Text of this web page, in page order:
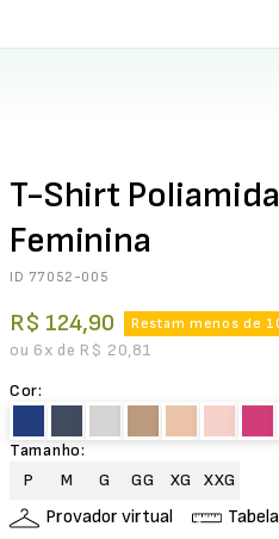
T-Shirt
Feminina
ID 77052-005
R$ 124,90 Restam menos de
ou 6x de R$ 20,81
Cor:
Tamanho:
P
M G GG XG XXG
Provador virtual